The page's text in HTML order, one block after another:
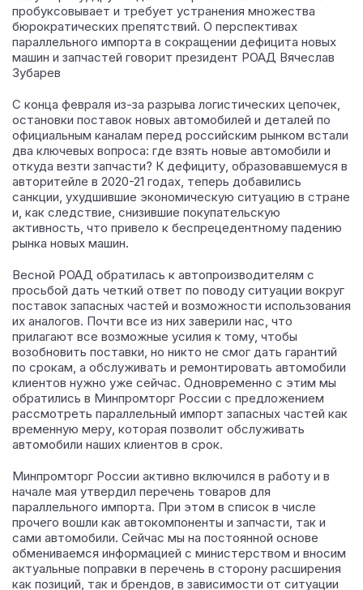
пробуксовывает и требует устранения множества
бюрократических препятствий. О перспективах
параллельного импорта в сокращении дефицита новых
машин и запчастей говорит президент РОАД Вячеслав
Зубарев
С конца февраля из-за разрыва логистических цепочек,
остановки поставок новых автомобилей и деталей по
официальным каналам перед российским рынком встали
два ключевых вопроса: где взять новые автомобили и
откуда везти запчасти? К дефициту, образовавшемуся в
авторитейле в 2020-21 годах, теперь добавились
санкции, ухудшившие экономическую ситуацию в стране
и, как следствие, снизившие покупательскую
активность, что привело к беспрецедентному падению
рынка новых машин.
Весной РОАД обратилась к автопроизводителям с
просьбой дать четкий ответ по поводу ситуации вокруг
поставок запасных частей и возможности использования
их аналогов. Почти все из них заверили нас, что
прилагают все возможные усилия к тому, чтобы
возобновить поставки, но никто не смог дать гарантий
по срокам, а обслуживать и ремонтировать автомобили
клиентов нужно уже сейчас. Одновременно с этим мы
обратились в Минпромторг России с предложением
рассмотреть параллельный импорт запасных частей как
временную меру, которая позволит обслуживать
автомобили наших клиентов в срок.
Минпромторг России активно включился в работу и в
начале мая утвердил перечень товаров для
параллельного импорта. При этом в список в числе
прочего вошли как автокомпоненты и запчасти, так и
сами автомобили. Сейчас мы на постоянной основе
обмениваемся информацией с министерством и вносим
актуальные поправки в перечень в сторону расширения
как позиций, так и брендов, в зависимости от ситуации